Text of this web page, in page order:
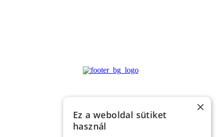
©2026, GREENHASH
×
Ez a weboldal sütiket
használ